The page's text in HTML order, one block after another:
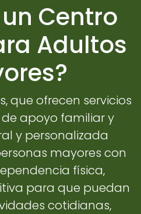
Centro
Adultos
que ofrecen servicios
apoyo familiar y
y personalizada
mayores con
física,
para que puedan
cotidianas,